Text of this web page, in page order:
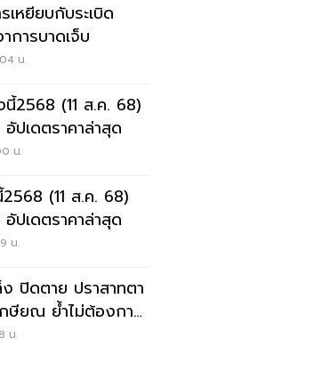
เหยียบกับระเบิด
การบาดเจ็บ
น.
2568 (11 ส.ค. 68)
ปเดตราคาล่าสุด
น.
(11 ส.ค. 68)
ปเดตราคาล่าสุด
น.
ปิดตาย ปราสาทตา
ษียณ ย้ำไม่ต้องการ
ญหากัมพูชา
น.